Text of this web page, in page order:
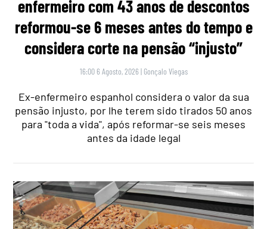
enfermeiro com 43 anos de descontos
reformou-se 6 meses antes do tempo e
considera corte na pensão “injusto”
16:00 6 Agosto, 2026 | Gonçalo Viegas
Ex-enfermeiro espanhol considera o valor da sua
pensão injusto, por lhe terem sido tirados 50 anos
para "toda a vida", após reformar-se seis meses
antes da idade legal